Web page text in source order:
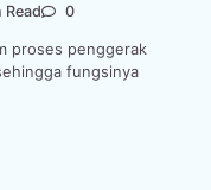
Read 0
proses penggerak
fungsinya